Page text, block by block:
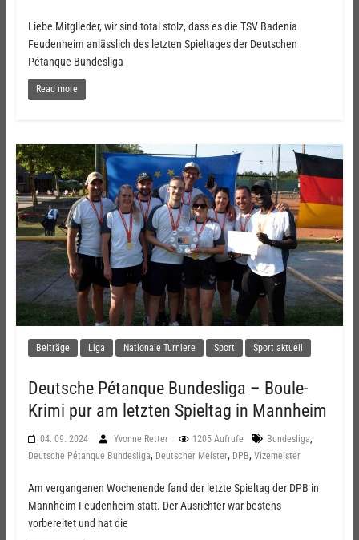
Liebe Mitglieder, wir sind total stolz, dass es die TSV Badenia
Feudenheim anlässlich des letzten Spieltages der Deutschen
Pétanque Bundesliga
Read more
Beiträge Liga Nationale Turniere Sport Sport aktuell
Deutsche Pétanque Bundesliga – Boule-
Krimi pur am letzten Spieltag in Mannheim
04. 09. 2024 Yvonne Retter 1205 Aufrufe Bundesliga,
Deutsche Pétanque Bundesliga, Deutscher Meister, DPB, Vizemeister
Am vergangenen Wochenende fand der letzte Spieltag der DPB in
Mannheim-Feudenheim statt. Der Ausrichter war bestens
vorbereitet und hat die